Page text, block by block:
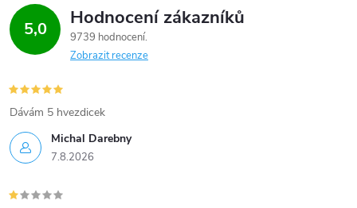
ý
p
i
s
u
5,0 Hodnocení zákazníků
9739 hodnocení
Zobrazit recenze
Michal Darebny
7.8.2026
Dávám 5 hvezdicek